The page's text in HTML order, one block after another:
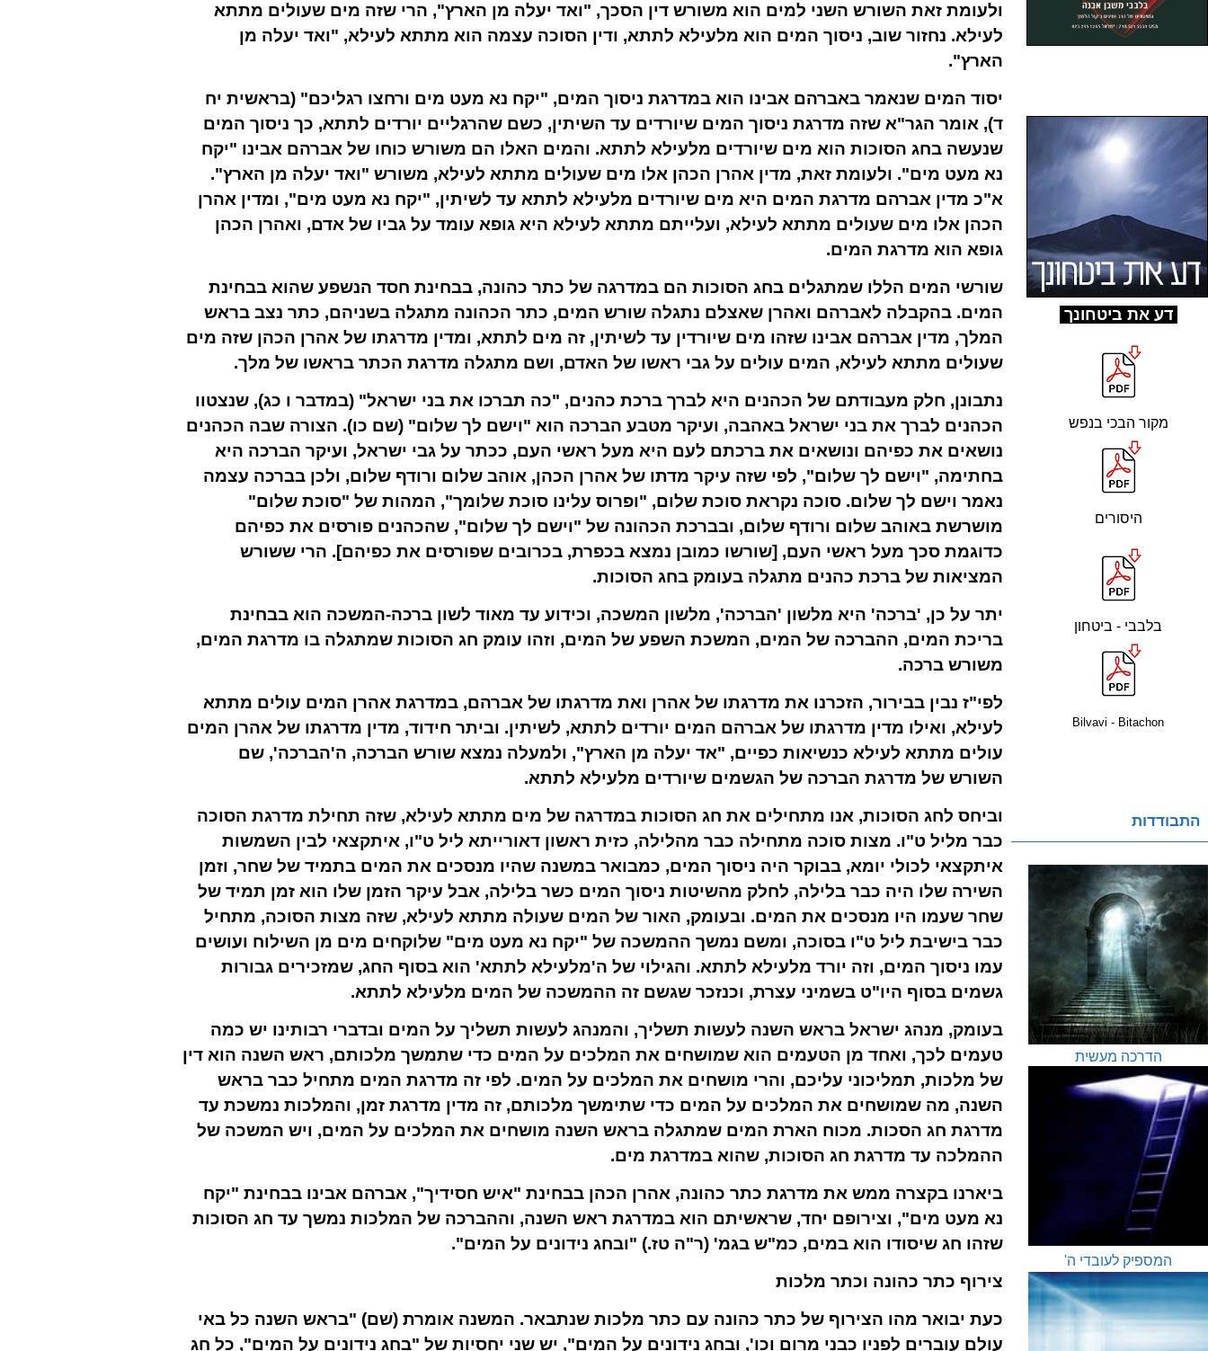
ולעומת זאת השורש השני למים הוא משורש דין הסכך, "ואד יעלה מן הארץ", הרי שזה מים שעולים מתתא
לעילא. נחזור שוב, ניסוך המים הוא מלעילא לתתא, ודין הסוכה עצמה הוא מתתא לעילא, "ואד יעלה מן
הארץ".
יסוד המים שנאמר באברהם אבינו הוא במדרגת ניסוך המים, "יקח נא מעט מים ורחצו רגליכם" (בראשית יח
ד), אומר הגר"א שזה מדרגת ניסוך המים שיורדים עד השיתין, כשם שהרגליים יורדים לתתא, כך ניסוך המים
שנעשה בחג הסוכות הוא מים שיורדים מלעילא לתתא. והמים האלו הם משורש כוחו של אברהם אבינו "יקח
נא מעט מים". ולעומת זאת, מדין אהרן הכהן אלו מים שעולים מתתא לעילא, משורש "ואד יעלה מן הארץ".
א"כ מדין אברהם מדרגת המים היא מים שיורדים מלעילא לתתא עד לשיתין, "יקח נא מעט מים", ומדין אהרן
הכהן אלו מים שעולים מתתא לעילא, ועלייתם מתתא לעילא היא גופא עומד על גביו של אדם, ואהרן הכהן
גופא הוא מדרגת המים.
שורשי המים הללו שמתגלים בחג הסוכות הם במדרגה של כתר כהונה, בבחינת חסד הנשפע שהוא בבחינת
המים. בהקבלה לאברהם ואהרן שאצלם נתגלה שורש המים, כתר הכהונה מתגלה בשניהם, כתר נצב בראש
המלך, מדין אברהם אבינו שזהו מים שיורדין עד לשיתין, זה מים לתתא, ומדין מדרגתו של אהרן הכהן שזה מים
שעולים מתתא לעילא, המים עולים על גבי ראשו של האדם, ושם מתגלה מדרגת הכתר בראשו של מלך.
נתבונן, חלק מעבודתם של הכהנים היא לברך ברכת כהנים, "כה תברכו את בני ישראל" (במדבר ו כג), שנצטוו
הכהנים לברך את בני ישראל באהבה, ועיקר מטבע הברכה הוא "וישם לך שלום" (שם כו). הצורה שבה הכהנים
נושאים את כפיהם ונושאים את ברכתם לעם היא מעל ראשי העם, ככתר על גבי ישראל, ועיקר הברכה היא
בחתימה, "וישם לך שלום", לפי שזה עיקר מדתו של אהרן הכהן, אוהב שלום ורודף שלום, ולכן בברכה עצמה
נאמר וישם לך שלום. סוכה נקראת סוכת שלום, "ופרוס עלינו סוכת שלומך", המהות של "סוכת שלום"
מושרשת באוהב שלום ורודף שלום, ובברכת הכהונה של "וישם לך שלום", שהכהנים פורסים את כפיהם
כדוגמת סכך מעל ראשי העם, [שורשו כמובן נמצא בכפרת, בכרובים שפורסים את כפיהם]. הרי ששורש
המציאות של ברכת כהנים מתגלה בעומק בחג הסוכות.
יתר על כן, 'ברכה' היא מלשון 'הברכה', מלשון המשכה, וכידוע עד מאוד לשון ברכה-המשכה הוא בבחינת
בריכת המים, ההברכה של המים, המשכת השפע של המים, וזהו עומק חג הסוכות שמתגלה בו מדרגת המים,
משורש ברכה.
לפי"ז נבין בבירור, הזכרנו את מדרגתו של אהרן ואת מדרגתו של אברהם, במדרגת אהרן המים עולים מתתא
לעילא, ואילו מדין מדרגתו של אברהם המים יורדים לתתא, לשיתין. וביתר חידוד, מדין מדרגתו של אהרן המים
עולים מתתא לעילא כנשיאות כפיים, "אד יעלה מן הארץ", ולמעלה נמצא שורש הברכה, ה'הברכה', שם
השורש של מדרגת הברכה של הגשמים שיורדים מלעילא לתתא.
וביחס לחג הסוכות, אנו מתחילים את חג הסוכות במדרגה של מים מתתא לעילא, שזה תחילת מדרגת הסוכה
כבר מליל ט"ו. מצות סוכה מתחילה כבר מהלילה, כזית ראשון דאורייתא ליל ט"ו, איתקצאי לבין השמשות
איתקצאי לכולי יומא, בבוקר היה ניסוך המים, כמבואר במשנה שהיו מנסכים את המים בתמיד של שחר, וזמן
השירה שלו היה כבר בלילה, לחלק מהשיטות ניסוך המים כשר בלילה, אבל עיקר הזמן שלו הוא זמן תמיד של
שחר שעמו היו מנסכים את המים. ובעומק, האור של המים שעולה מתתא לעילא, שזה מצות הסוכה, מתחיל
כבר בישיבת ליל ט"ו בסוכה, ומשם נמשך ההמשכה של "יקח נא מעט מים" שלוקחים מים מן השילוח ועושים
עמו ניסוך המים, וזה יורד מלעילא לתתא. והגילוי של ה'מלעילא לתתא' הוא בסוף החג, שמזכירים גבורות
גשמים בסוף היו"ט בשמיני עצרת, וכנזכר שגשם זה ההמשכה של המים מלעילא לתתא.
בעומק, מנהג ישראל בראש השנה לעשות תשליך, והמנהג לעשות תשליך על המים ובדברי רבותינו יש כמה
טעמים לכך, ואחד מן הטעמים הוא שמושחים את המלכים על המים כדי שתמשך מלכותם, ראש השנה הוא דין
של מלכות, תמליכוני עליכם, והרי מושחים את המלכים על המים. לפי זה מדרגת המים מתחיל כבר בראש
השנה, מה שמושחים את המלכים על המים כדי שתימשך מלכותם, זה מדין מדרגת זמן, והמלכות נמשכת עד
מדרגת חג הסכות. מכוח הארת המים שמתגלה בראש השנה מושחים את המלכים על המים, ויש המשכה של
ההמלכה עד מדרגת חג הסוכות, שהוא במדרגת מים.
ביארנו בקצרה ממש את מדרגת כתר כהונה, אהרן הכהן בבחינת "איש חסידיך", אברהם אבינו בבחינת "יקח
נא מעט מים", וצירופם יחד, שראשיתם הוא במדרגת ראש השנה, וההברכה של המלכות נמשך עד חג הסוכות
שזהו חג שיסודו הוא במים, כמ"ש בגמ' (ר"ה טז.) "ובחג נידונים על המים".
צירוף כתר כהונה וכתר מלכות
כעת יבואר מהו הצירוף של כתר כהונה עם כתר מלכות שנתבאר. המשנה אומרת (שם) "בראש השנה כל באי
עולם עוברים לפניו כבני מרום וכו', ובחג נידונים על המים", יש שני יחסיות של "בחג נידונים על המים", כל חג
דע את ביטחונך
מקור הבכי בנפש
היסורים
בלבבי - ביטחון
Bilvavi - Bitachon
התבודדות
הדרכה מעשית
המספיק לעובדי ה'